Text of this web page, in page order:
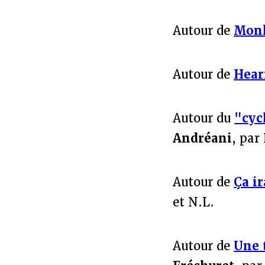
Autour de
Autour de
Autour du
Andréani, par
Autour de Ça
et N.L.
Autour de Une